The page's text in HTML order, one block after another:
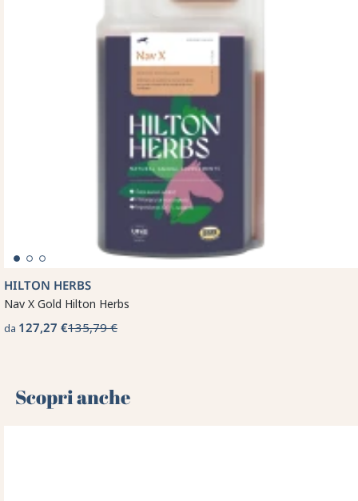
HILTON HERBS
Nav X Gold Hilton Herbs
da 127,27 €135,79 €
Scopri anche 🌻